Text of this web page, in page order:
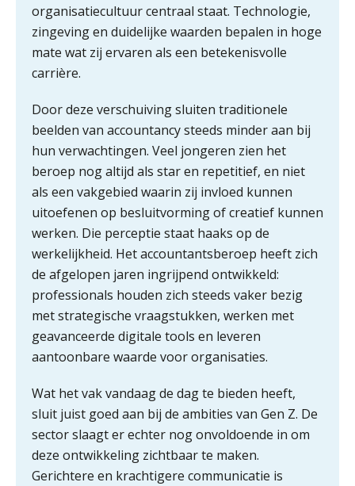
organisatiecultuur centraal staat. Technologie,
zingeving en duidelijke waarden bepalen in hoge
mate wat zij ervaren als een betekenisvolle
carrière.
Door deze verschuiving sluiten traditionele
beelden van accountancy steeds minder aan bij
hun verwachtingen. Veel jongeren zien het
beroep nog altijd als star en repetitief, en niet
als een vakgebied waarin zij invloed kunnen
uitoefenen op besluitvorming of creatief kunnen
werken. Die perceptie staat haaks op de
werkelijkheid. Het accountantsberoep heeft zich
de afgelopen jaren ingrijpend ontwikkeld:
professionals houden zich steeds vaker bezig
met strategische vraagstukken, werken met
geavanceerde digitale tools en leveren
aantoonbare waarde voor organisaties.
Wat het vak vandaag de dag te bieden heeft,
sluit juist goed aan bij de ambities van Gen Z. De
sector slaagt er echter nog onvoldoende in om
deze ontwikkeling zichtbaar te maken.
Gerichtere en krachtigere communicatie is
Waarom een VOF-contract net zo
belangrijk is als het zakelijk plan zelf
Waarom jouw klant sneller
antwoordt via een app dan via de
mail
iXBRL controleren: wanneer moet
het, en waar let je op?
Het herbeleggen van de
Herinvesteringsreserve (HIR) in een
vastgoedbeleggingsfonds?
Je helpt klanten met hun
administratie — maar hoe zit het met
Ketenmachtigingen centraal beheren:
zo werkt u slimmer met eHerkenning
de autonome AI-boekhouder
De curator klopt aan: wat moet een
accountantskantoor afgeven bij een
faillissement van een klant?